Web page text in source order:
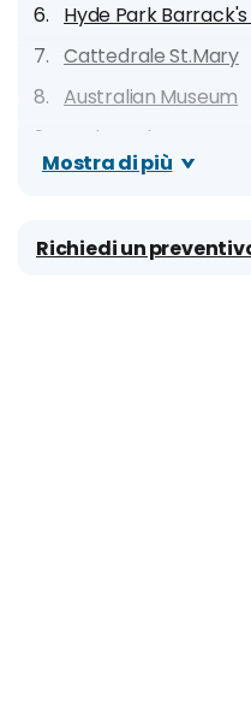
Hyde Park
Cattedrale St.Mary
Australian Museum
Hyde Park
Queen Victoria
Sea Life Aquarium
Mostra di più
Richiedi un